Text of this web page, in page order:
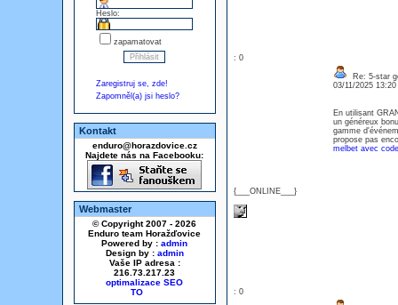
Heslo:
zapamatovat
Zaregistruj se, zde!
Zapomněl(a) jsi heslo?
Kontakt
enduro@horazdovice.cz
Najdete nás na Facebooku:
Webmaster
© Copyright 2007 - 2026
Enduro team Horažďovice
Powered by : admin
Design by : admin
Vaše IP adresa :
216.73.217.23
optimalizace SEO
: 0
{___ONLINE___}
Re: 5-star
03/11/2025
En utilisant
un généreux
gamme
propose pas
melbet avec
: 0